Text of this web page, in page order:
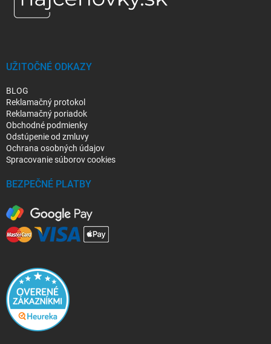
UŽITOČNÉ ODKAZY
BLOG
Reklamačný protokol
Reklamačný poriadok
Obchodné podmienky
Odstúpenie od zmluvy
Ochrana osobných údajov
Spracovanie súborov cookies
BEZPEČNÉ PLATBY